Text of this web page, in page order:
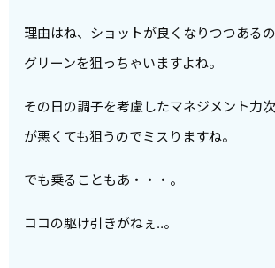
理由はね、ショットが良くなりつつある
グリーンを狙っちゃいますよね。
その日の調子を考慮したマネジメント力
が悪くても狙うのでミスりますね。
でも乗ることもあ・・・。
ココの駆け引きがねぇ‥。